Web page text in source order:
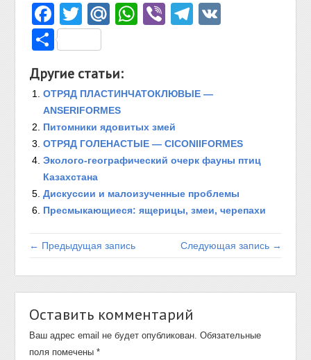
Facebook
TwitterMail.Ru
WhatsApp
ViberTelegram
Отправить
Другие статьи:
ОТРЯД ПЛАСТИНЧАТОКЛЮВЫЕ —
ANSERIFORMES
Питомники ядовитых змей
ОТРЯД ГОЛЕНАСТЫЕ — CICONIIFORMES
Эколого-географический очерк фауны птиц
Казахстана
Дискуссии и малоизученные проблемы
Пресмыкающиеся: ящерицы, змеи, черепахи
← Предыдущая запись Следующая запись →
Оставить комментарий
Ваш адрес email не будет опубликован. Обязательные
поля помечены*